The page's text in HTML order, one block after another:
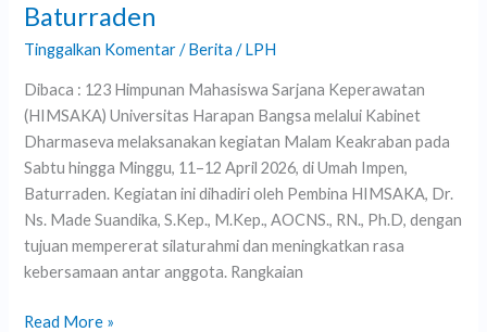
Baturraden
Tinggalkan Komentar /Berita /LPH
Dibaca : 123 Himpunan Mahasiswa Sarjana Keperawatan
(HIMSAKA) Universitas Harapan Bangsa melalui Kabinet
Dharmaseva melaksanakan kegiatan Malam Keakraban pada
Sabtu hingga Minggu, 11–12 April 2026, di Umah Impen,
Baturraden. Kegiatan ini dihadiri oleh Pembina HIMSAKA, Dr.
Ns. Made Suandika, S.Kep., M.Kep., AOCNS., RN., Ph.D, dengan
tujuan mempererat silaturahmi dan meningkatkan rasa
kebersamaan antar anggota. Rangkaian
Malam
Keakraban
di
Baturraden
Read More »